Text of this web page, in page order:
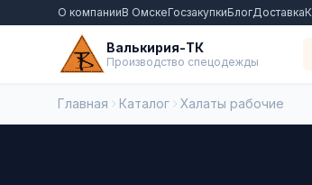
О компанииВ ОмскеГосзакупкиБлогДоставка
Валькирия-ТК
Производство спецодежды
Главная Каталог Халаты рабочие